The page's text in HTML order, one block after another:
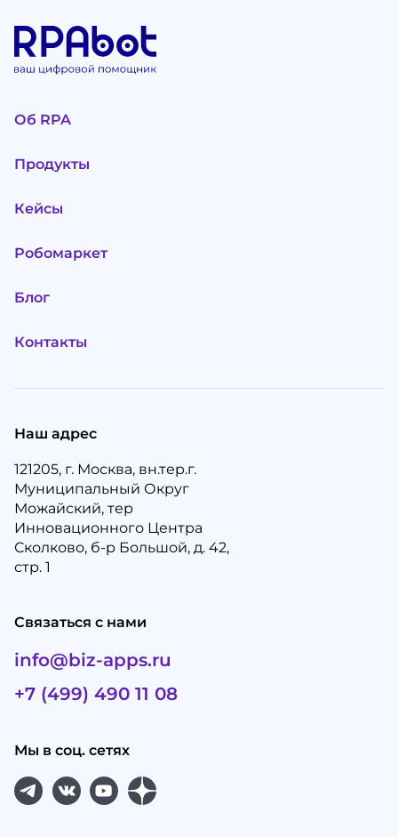
Об RPA
Продукты
Кейсы
Робомаркет
Блог
Контакты
Наш адрес
121205, г. Москва, вн.тер.г.
Муниципальный Округ
Можайский, тер
Инновационного Центра
Сколково, б-р Большой, д. 42,
стр. 1
Связаться с нами
info@biz-apps.ru
+7 (499) 490 11 08
Мы в соц. сетях